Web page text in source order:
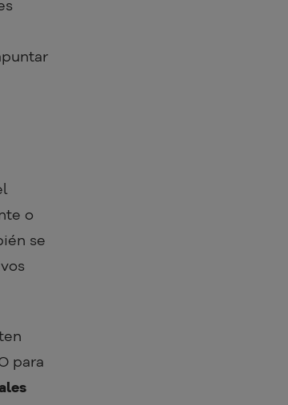
o
se
para